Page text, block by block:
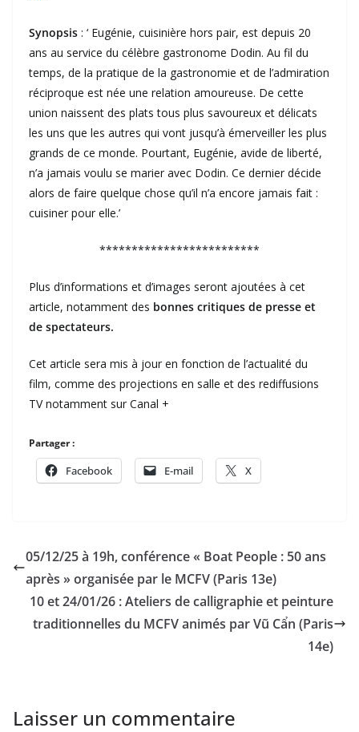
Synopsis : ‘ Eugénie, cuisinière hors pair, est depuis 20
ans au service du célèbre gastronome Dodin. Au fil du
temps, de la pratique de la gastronomie et de l’admiration
réciproque est née une relation amoureuse. De cette
union naissent des plats tous plus savoureux et délicats
les uns que les autres qui vont jusqu’à émerveiller les plus
grands de ce monde. Pourtant, Eugénie, avide de liberté,
n’a jamais voulu se marier avec Dodin. Ce dernier décide
alors de faire quelque chose qu’il n’a encore jamais fait :
cuisiner pour elle.’
*************************
Plus d’informations et d’images seront ajoutées à cet
article, notamment des bonnes critiques de presse et
de spectateurs.
Cet article sera mis à jour en fonction de l’actualité du
film, comme des projections en salle et des rediffusions
TV notamment sur Canal +
Partager :
Facebook E-mail X
05/12/25 à 19h, conférence « Boat People : 50 ans
après » organisée par le MCFV (Paris 13e)
10 et 24/01/26 : Ateliers de calligraphie et peinture
traditionnelles du MCFV animés par Vũ Cẩn (Paris
14e)
Laisser un commentaire